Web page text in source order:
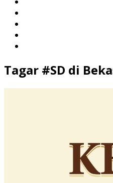
Tagar #SD di